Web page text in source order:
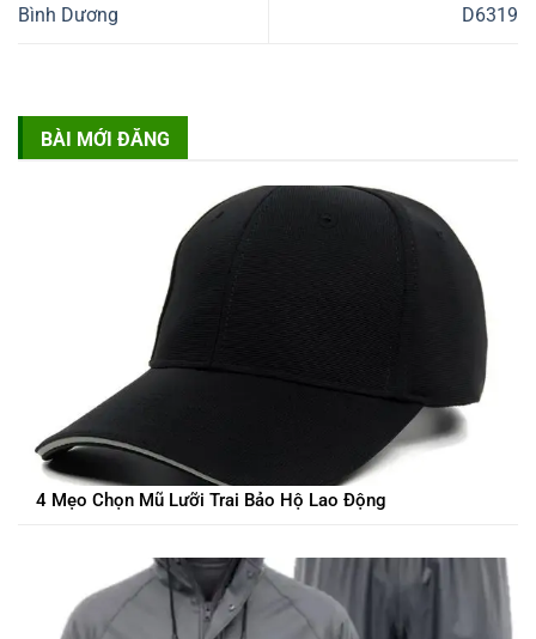
Bình Dương
D6319
BÀI MỚI ĐĂNG
4 Mẹo Chọn Mũ Lưỡi Trai Bảo Hộ Lao Động